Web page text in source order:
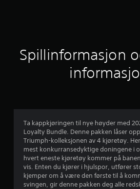
Spillinformasjon
Ta kappkjøringen til nye høyder med
Loyalty Bundle. Denne pakken låser
Triumph-kolleksjonen av 4 kjøretøy.
mest konkurransedyktige doningene i
hvert eneste kjøretøy kommer på
vis. Enten du kjører i hjulspor, utfører
kjemper om å være den første til å
svingen, gir denne pakken deg alle